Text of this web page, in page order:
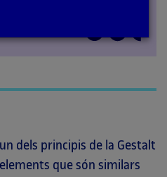
dels principis de la Gestalt
que són similars